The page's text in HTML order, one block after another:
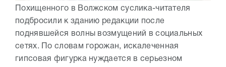
Похищенного в Волжском суслика-читателя
подбросили к зданию редакции после
поднявшейся волны возмущений в социальных
сетях. По словам горожан, искалеченная
гипсовая фигурка нуждается в серьезном